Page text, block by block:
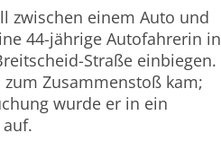
zwischen einem Auto und
44-jährige Autofahrerin in
Straße einbiegen.
Zusammenstoß kam;
wurde er in ein